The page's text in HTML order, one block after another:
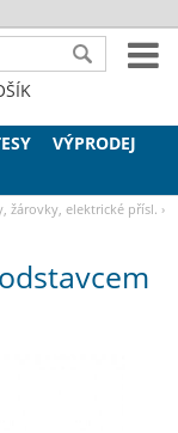
VÝPRODEJ
žárovky, elektrické přísl. ›